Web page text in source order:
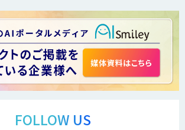
LINE WORKS PaperOn
ス」
FOLLOW US